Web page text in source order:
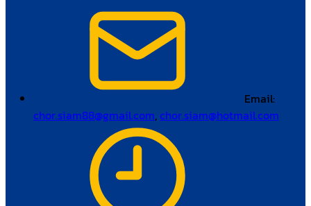
Email:
chor.siam88@gmail.com,chor.siam@hotmail.com